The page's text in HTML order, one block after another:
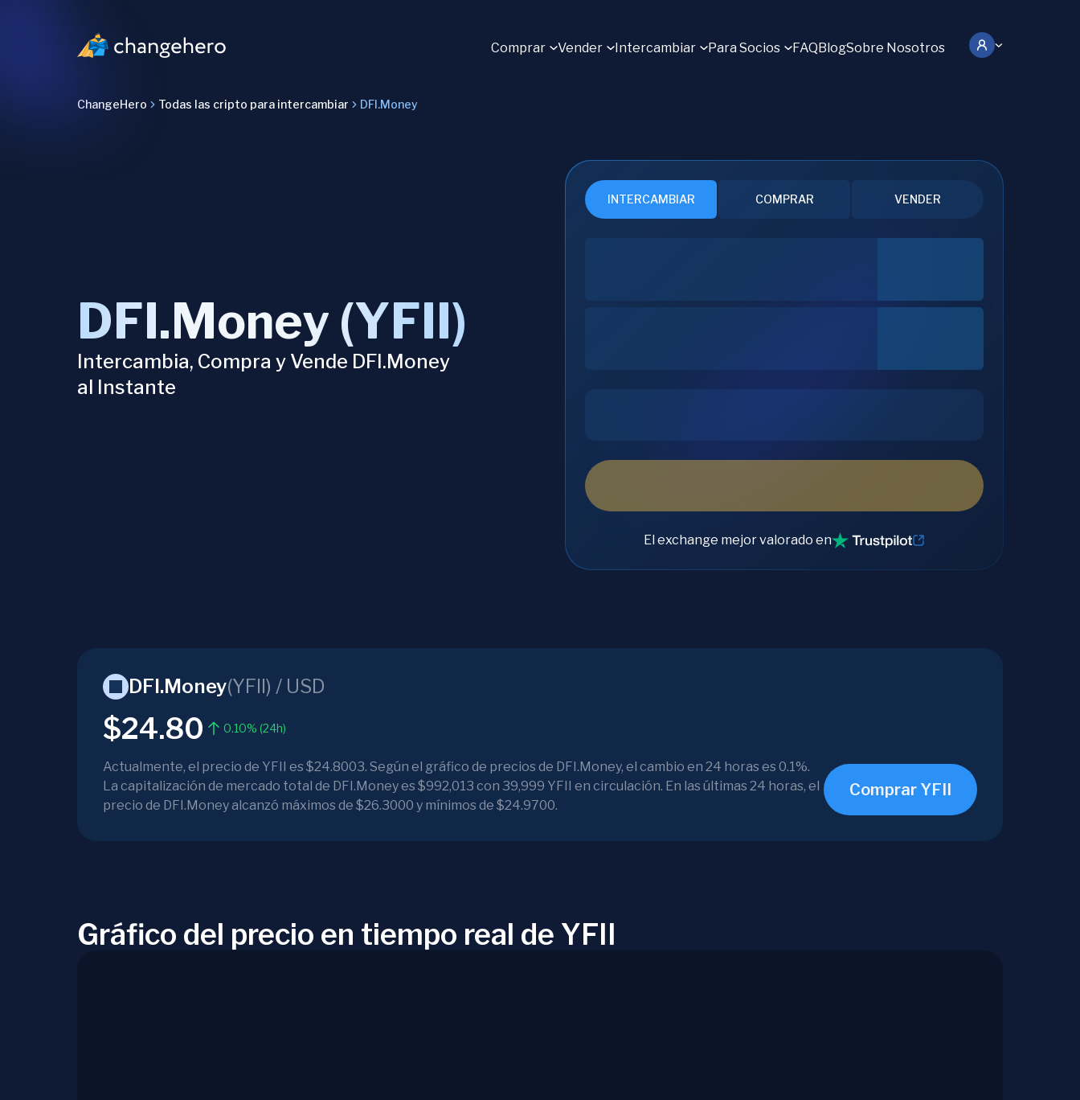
Comprar Vender Intercambiar Para Socios FAQBlogSobre Nosotros
ChangeHero Todas las cripto para intercambiar DFI.Money
DFI.Money (YFII)
Intercambia, Compra y Vende DFI.Money
al Instante
INTERCAMBIAR COMPRAR VENDER
El exchange mejor valorado en
DFI.Money(YFII) / USD
$24.80 0.10% (24h)
Actualmente, el precio de YFII es $24.8003. Según el gráfico de precios de DFI.Money, el cambio en 24 horas es 0.1%.
La capitalización de mercado total de DFI.Money es $992,013 con 39,999 YFII en circulación. En las últimas 24 horas, el
precio de DFI.Money alcanzó máximos de $26.3000 y mínimos de $24.9700.
Comprar YFII
Gráfico del precio en tiempo real de YFII